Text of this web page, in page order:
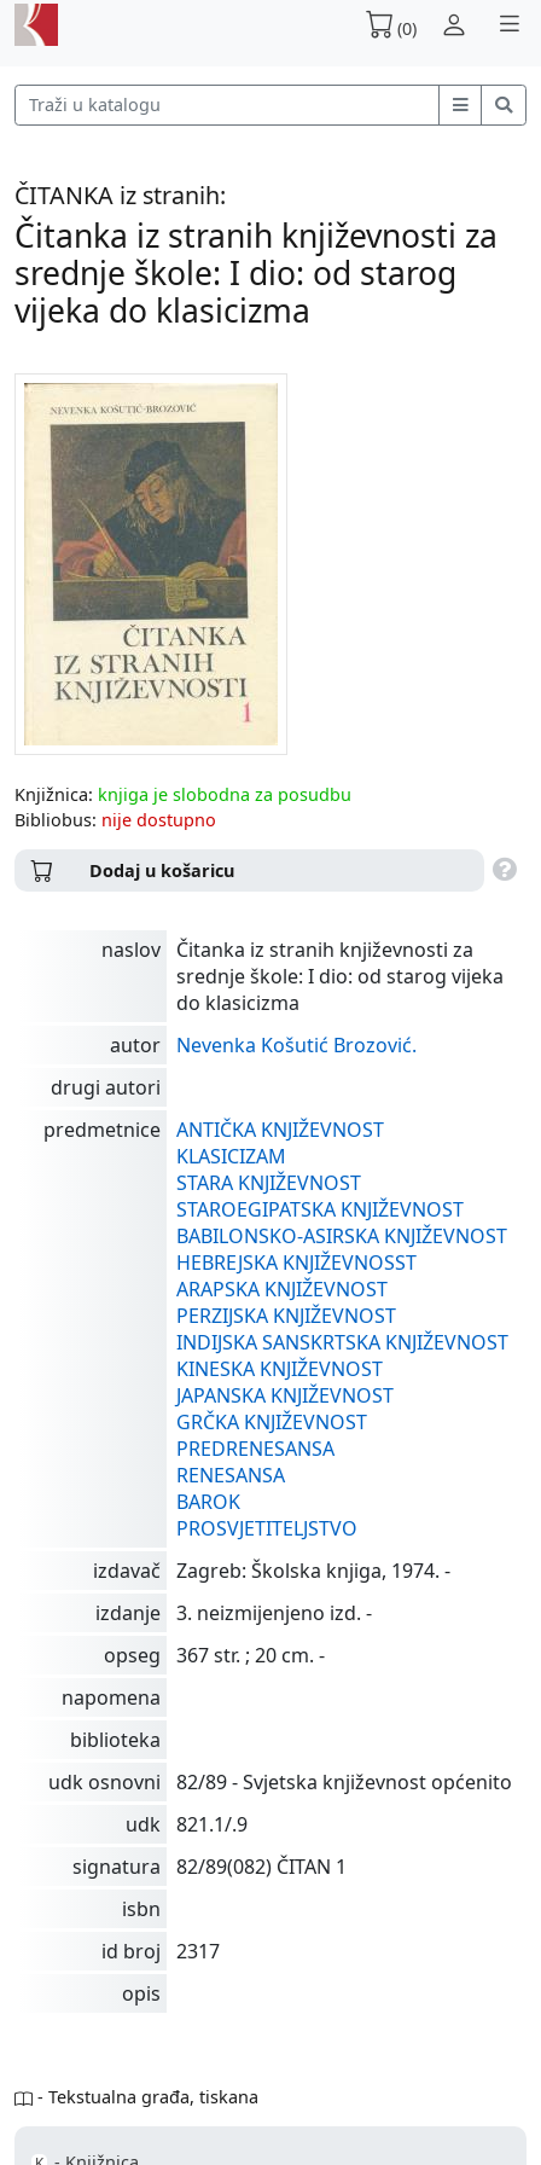
(0)
ČITANKA iz stranih:
Čitanka iz stranih književnosti za
srednje škole: I dio: od starog
vijeka do klasicizma
Knjižnica: knjiga je slobodna za posudbu
Bibliobus: nije dostupno
Dodaj u košaricu
naslov
Čitanka iz stranih književnosti za
srednje škole: I dio: od starog vijeka
do klasicizma
autor
Nevenka Košutić Brozović.
drugi autori
predmetnice ANTIČKA KNJIŽEVNOST
KLASICIZAM
STARA KNJIŽEVNOST
STAROEGIPATSKA KNJIŽEVNOST
BABILONSKO-ASIRSKA KNJIŽEVNOST
HEBREJSKA KNJIŽEVNOSST
ARAPSKA KNJIŽEVNOST
PERZIJSKA KNJIŽEVNOST
INDIJSKA SANSKRTSKA KNJIŽEVNOST
KINESKA KNJIŽEVNOST
JAPANSKA KNJIŽEVNOST
GRČKA KNJIŽEVNOST
PREDRENESANSA
RENESANSA
BAROK
PROSVJETITELJSTVO
izdavač
Zagreb: Školska knjiga, 1974. -
izdanje 3. neizmijenjeno izd. -
opseg
367 str. ; 20 cm. -
napomena
biblioteka
udk osnovni
82/89 - Svjetska književnost općenito
udk 821.1/.9
signatura
82/89(082) ČITAN 1
isbn
id broj
2317
opis
- Tekstualna građa, tiskana